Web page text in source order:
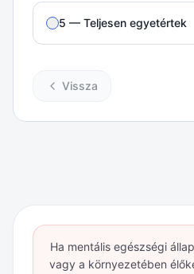
5 — Teljesen egyetértek
Vissza
Ha mentális egészségi
vagy a környezetében